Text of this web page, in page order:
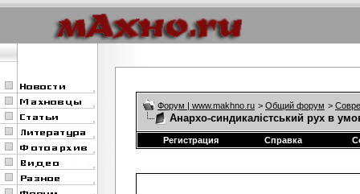
Форум | www.makhno.ru > Общий форум >
Анархо-синдикалістський рух в
Регистрация Справка